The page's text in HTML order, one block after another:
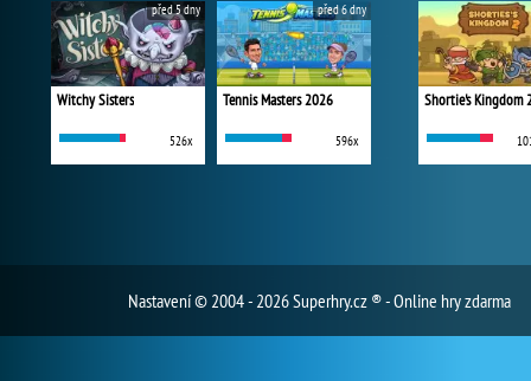
Witchy Sisters
526x
před 5 dny
Tennis Masters 2026
596x
před 6 dny
Shortie's Kingdom
Nastavení© 2004 - 2026 Superhry.cz ® - Online hry zdarma